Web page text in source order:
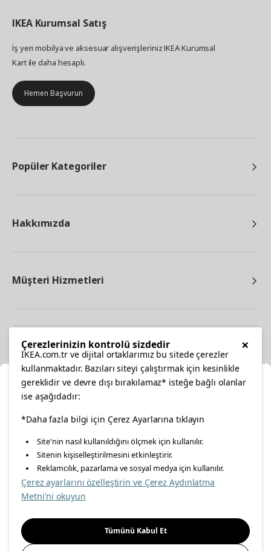
IKEA Kurumsal Satış
İş yeri mobilya ve aksesuar alışverişleriniz IKEA Kurumsal
Kart ile daha hesaplı.
Hemen Başvurun
Popüler Kategoriler
Hakkımızda
Müşteri Hizmetleri
facebooktwitterinstagrampinterestyoutube
linkedin
Enerji Politikası Bilgi Güvenliği Politikası
Gıda Güvenliği Politikası
Önemli Bilgilendirme İnternet Sitesi Gizlilik Politikası
Konumunuzu Seçin
İnternetten vereceğiniz siparişlerinizde size özel hizmet ve
içerikleri görebilmek için lütfen konumuzu seçin.
İl seçiniz
Seçiniz
×
Çerezlerinizin kontrolü sizdedir
IKEA.com.tr ve dijital ortaklarımız bu sitede çerezler
kullanmaktadır. Bazıları siteyi çalıştırmak için kesinlikle
gereklidir ve devre dışı bırakılamaz* isteğe bağlı olanlar
ise aşağıdadır:
*Daha fazla bilgi için Çerez Ayarlarına tıklayın
Site'nin nasıl kullanıldığını ölçmek için kullanılır.
Sitenin kişiselleştirilmesini etkinleştirir.
Reklamcılık, pazarlama ve sosyal medya için kullanılır.
Çerez ayarlarını özelleştirin ve Çerez Aydınlatma
Metni'ni okuyun
Tümünü Kabul Et